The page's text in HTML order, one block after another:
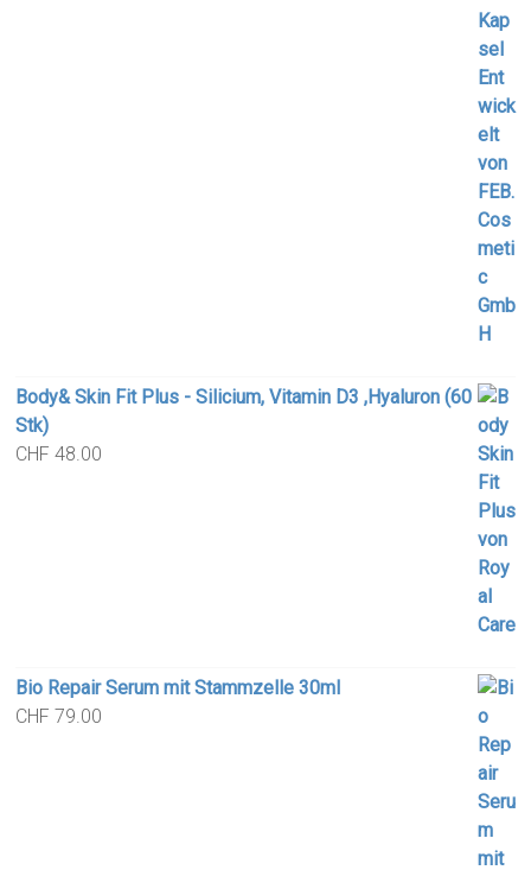
Body& Skin Fit Plus - Silicium, Vitamin D3 ,Hyaluron (60
Stk)
CHF 48.00
Bio Repair Serum mit Stammzelle 30ml
CHF 79.00